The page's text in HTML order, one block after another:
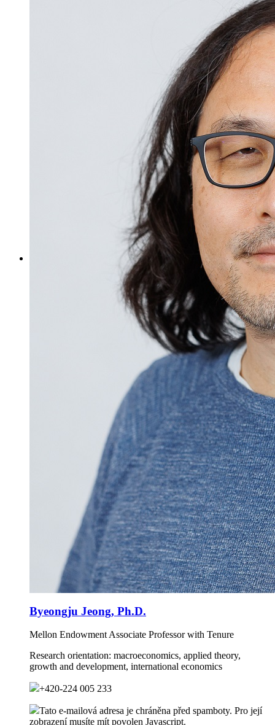
Byeongju Jeong, Ph.D.
Mellon Endowment Associate Professor with Tenure
Research orientation: macroeconomics, applied theory,
growth and development, international economics
+420-224 005 233
Tato e-mailová adresa je chráněna před spamboty. Pro její
zobrazení musíte mít povolen Javascript.